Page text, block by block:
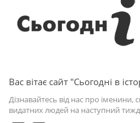
Вас вітає сайт "Сьогодні в
Дізнавайтесь від нас про іменини,
видатних людей на наступний